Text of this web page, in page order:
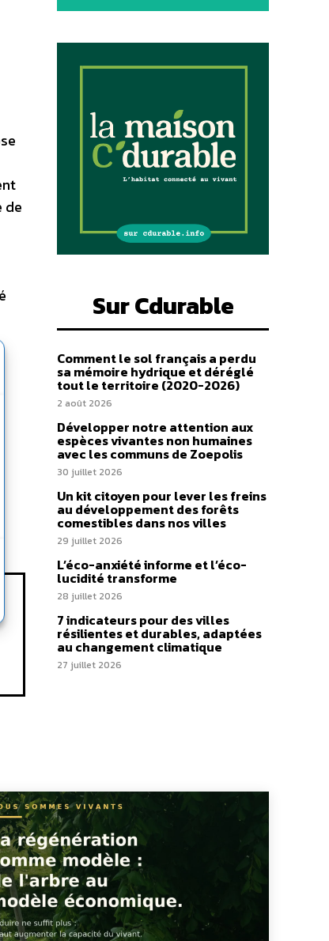
de
Sur Cdurable
Comment le sol français a perdu
sa mémoire hydrique et déréglé
tout le territoire (2020-2026)
2 août 2026
Développer notre attention aux
espèces vivantes non humaines
avec les communs de Zoepolis
30 juillet 2026
Un kit citoyen pour lever les freins
au développement des forêts
comestibles dans nos villes
29 juillet 2026
L’éco-anxiété informe et l’éco-
lucidité transforme
28 juillet 2026
7 indicateurs pour des villes
résilientes et durables, adaptées
au changement climatique
27 juillet 2026